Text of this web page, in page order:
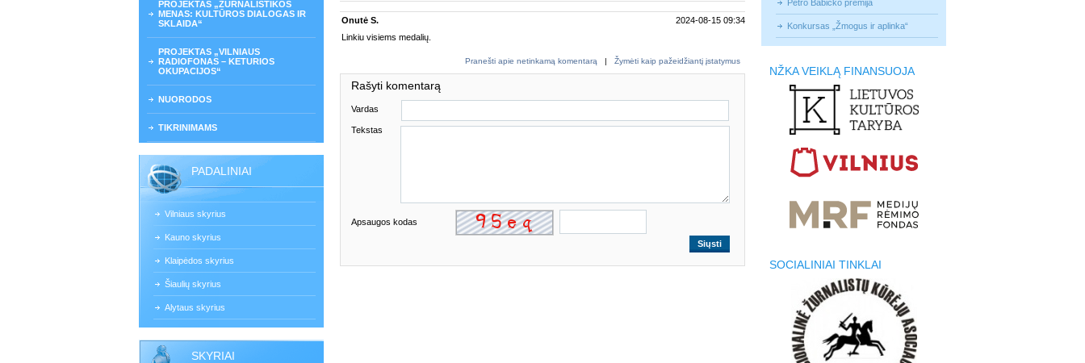
PROJEKTAS „ŽURNALISTIKOS
MENAS: KULTŪROS DIALOGAS IR
SKLAIDA“
PROJEKTAS „VILNIAUS
RADIOFONAS – KETURIOS
OKUPACIJOS“
NUORODOS
TIKRINIMAMS
PADALINIAI
Vilniaus skyrius
Kauno skyrius
Klaipėdos skyrius
Šiaulių skyrius
Alytaus skyrius
SKYRIAI
Onutė S.
2024-08-15 09:34
Linkiu visiems medalių.
Pranešti apie netinkamą komentarą | Žymėti kaip pažeidžiantį įstatymus
Rašyti komentarą
Vardas
Tekstas
Apsaugos kodas
Petro Babicko premija
Konkursas „Žmogus ir aplinka“
NŽKA VEIKLĄ FINANSUOJA
SOCIALINIAI TINKLAI